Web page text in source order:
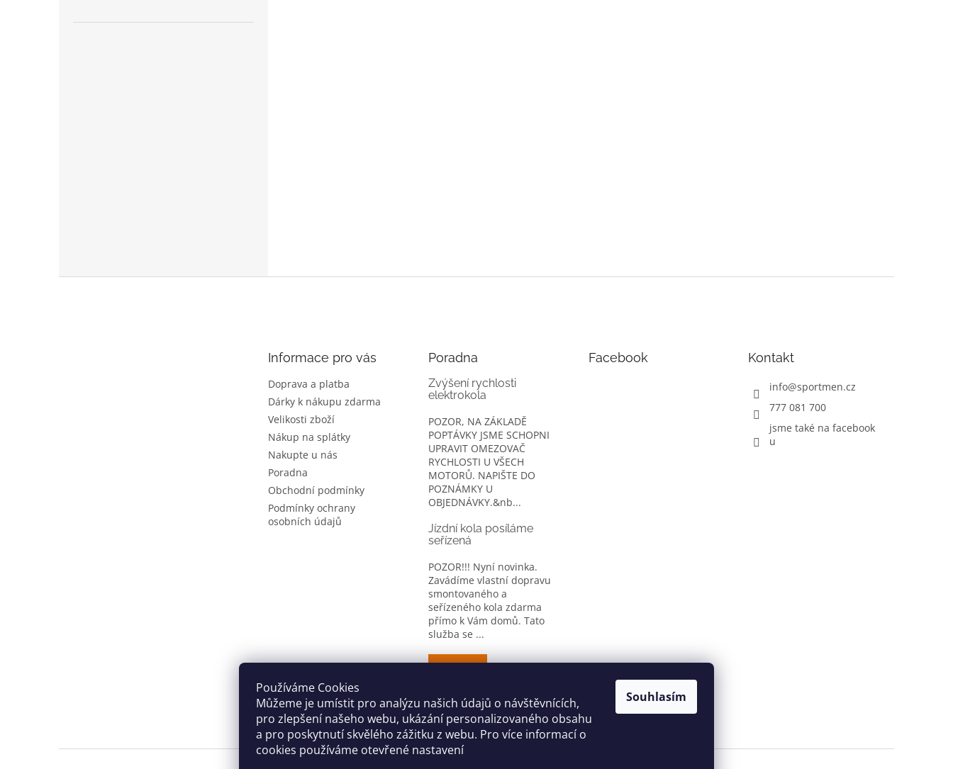
Používáme Cookies
Můžeme je umístit pro analýzu našich údajů o návštěvnících,
pro zlepšení našeho webu, ukázání personalizovaného obsahu
a pro poskytnutí skvělého zážitku z webu. Pro více informací o
cookies používáme otevřené nastavení
Souhlasím
Informace pro vás
Doprava a platba
Dárky k nákupu zdarma
Velikosti zboží
Nákup na splátky
Nakupte u nás
Poradna
Obchodní podmínky
Podmínky ochrany
osobních údajů
Poradna
Zvýšení rychlosti
elektrokola
POZOR, NA ZÁKLADĚ
POPTÁVKY JSME SCHOPNI
UPRAVIT OMEZOVAČ
RYCHLOSTI U VŠECH
MOTORŮ. NAPIŠTE DO
POZNÁMKY U
OBJEDNÁVKY.&nb...
Jízdní kola posíláme
seřízená
POZOR!!! Nyní novinka.
Zavádíme vlastní dopravu
smontovaného a
seřízeného kola zdarma
přímo k Vám domů. Tato
služba se ...
ARCHIV
Facebook Kontakt
info@sportmen.cz
777 081 700
jsme také na facebook
u
CYKLO OBLEČENÍ